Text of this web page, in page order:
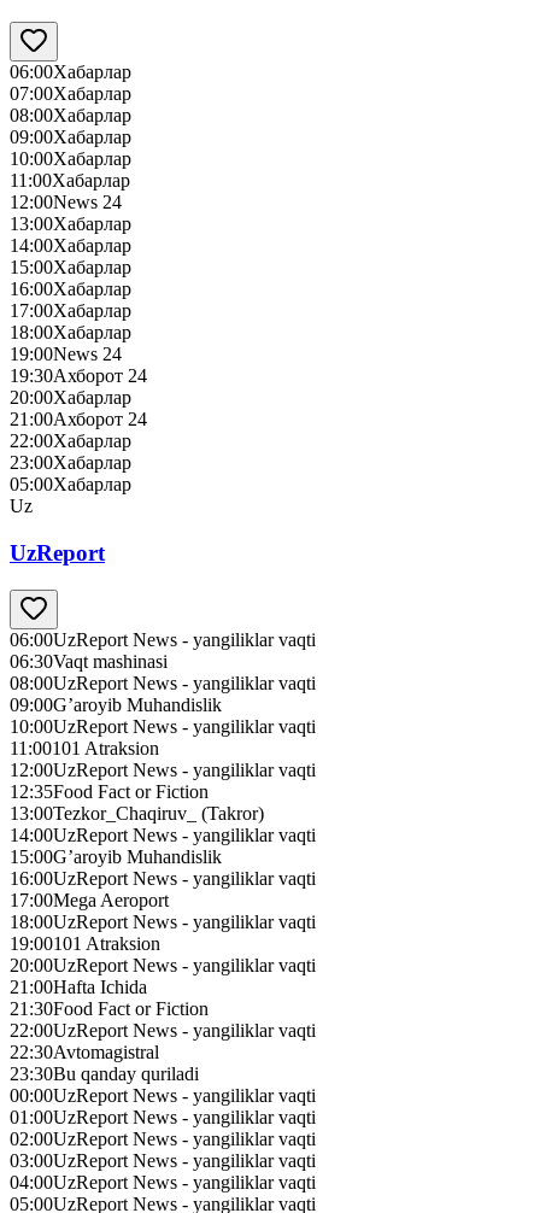
06:00Хабарлар
07:00Хабарлар
08:00Хабарлар
09:00Хабарлар
10:00Хабарлар
11:00Хабарлар
12:00News 24
13:00Хабарлар
14:00Хабарлар
15:00Хабарлар
16:00Хабарлар
17:00Хабарлар
18:00Хабарлар
19:00News 24
19:30Ахборот 24
20:00Хабарлар
21:00Ахборот 24
22:00Хабарлар
23:00Хабарлар
05:00Хабарлар
Uz
UzReport
06:00UzReport News - yangiliklar vaqti
06:30Vaqt mashinasi
08:00UzReport News - yangiliklar vaqti
09:00G’aroyib Muhandislik
10:00UzReport News - yangiliklar vaqti
11:00101 Atraksion
12:00UzReport News - yangiliklar vaqti
12:35Food Fact or Fiction
13:00Tezkor_Chaqiruv_ (Takror)
14:00UzReport News - yangiliklar vaqti
15:00G’aroyib Muhandislik
16:00UzReport News - yangiliklar vaqti
17:00Mega Aeroport
18:00UzReport News - yangiliklar vaqti
19:00101 Atraksion
20:00UzReport News - yangiliklar vaqti
21:00Hafta Ichida
21:30Food Fact or Fiction
22:00UzReport News - yangiliklar vaqti
22:30Avtomagistral
23:30Bu qanday quriladi
00:00UzReport News - yangiliklar vaqti
01:00UzReport News - yangiliklar vaqti
02:00UzReport News - yangiliklar vaqti
03:00UzReport News - yangiliklar vaqti
04:00UzReport News - yangiliklar vaqti
05:00UzReport News - yangiliklar vaqti